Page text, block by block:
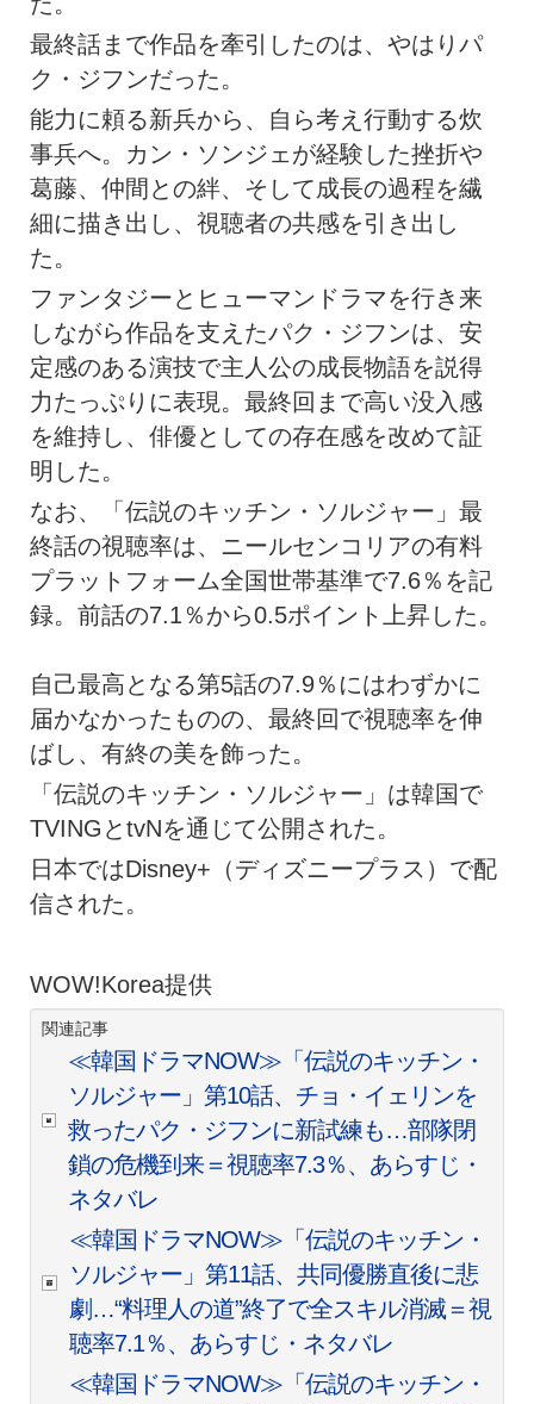
最終話まで作品を牽引したのは、やはりパ
ク・ジフンだった。
能力に頼る新兵から、自ら考え行動する炊
事兵へ。カン・ソンジェが経験した挫折や
葛藤、仲間との絆、そして成長の過程を繊
細に描き出し、視聴者の共感を引き出し
た。
ファンタジーとヒューマンドラマを行き来
しながら作品を支えたパク・ジフンは、安
定感のある演技で主人公の成長物語を説得
力たっぷりに表現。最終回まで高い没入感
を維持し、俳優としての存在感を改めて証
明した。
なお、「伝説のキッチン・ソルジャー」最
終話の視聴率は、ニールセンコリアの有料
プラットフォーム全国世帯基準で7.6％を記
録。前話の7.1％から0.5ポイント上昇した。
自己最高となる第5話の7.9％にはわずかに
届かなかったものの、最終回で視聴率を伸
ばし、有終の美を飾った。
「伝説のキッチン・ソルジャー」は韓国で
TVINGとtvNを通じて公開された。
日本ではDisney+（ディズニープラス）で配
信された。
WOW!Korea提供
関連記事
≪韓国ドラマNOW≫「伝説のキッチン・
ソルジャー」第10話、チョ・イェリンを
救ったパク・ジフンに新試練も…部隊閉
鎖の危機到来＝視聴率7.3％、あらすじ・
ネタバレ
≪韓国ドラマNOW≫「伝説のキッチン・
ソルジャー」第11話、共同優勝直後に悲
劇…“料理人の道”終了で全スキル消滅＝視
聴率7.1％、あらすじ・ネタバレ
≪韓国ドラマNOW≫「伝説のキッチン・